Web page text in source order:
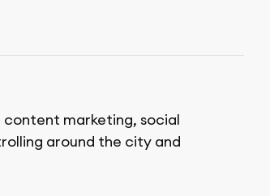
content marketing, social
around the city and